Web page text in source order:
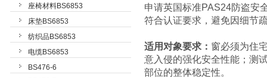
座椅材料BS6853
床垫BS6853
纺织品BS6853
电缆BS6853
BS476-6
申请英国标准PAS24防盗安
符合认证要求，避免因细节
适用对象要求： 窗必须为住
意入侵的强化安全性能；测
部位的整体稳定性。